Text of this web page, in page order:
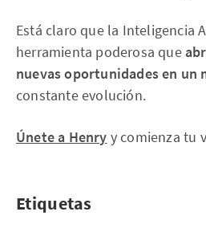
Está claro que la Inteligencia
herramienta poderosa que
nuevas oportunidades en un
constante evolución.
Únete a Henry y comienza tu
Etiquetas